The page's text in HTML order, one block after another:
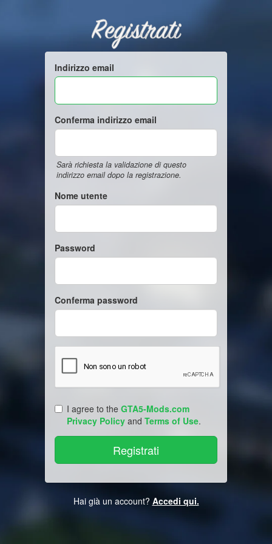
Registrati
Indirizzo email
Conferma indirizzo email
Sarà richiesta la validazione di questo
indirizzo email dopo la registrazione.
Nome utente
Password
Conferma password
I agree to the GTA5-Mods.com
Privacy Policy and Terms of Use.
Hai già un account? Accedi qui.